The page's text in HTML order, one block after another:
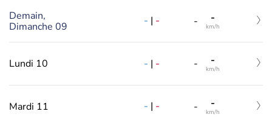
Demain,
Dimanche 09
- | - - -
km/h
Lundi 10 - | - - -
km/h
Mardi 11 - | - - -
km/h